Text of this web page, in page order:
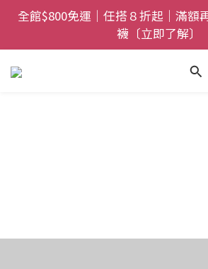
全館$800免運｜任搭８折起｜滿額
襪〔立即了解〕
全館$800免運｜任搭８折起｜滿額
襪〔立即了解〕
情人節獻禮｜sNug愛心禮盒甜蜜登
一起送出〔馬上了解